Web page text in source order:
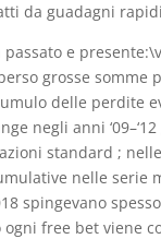
da guadagni
e
grosse somme
delle perdite
negli anni
standard ;
nelle serie
spingevano
free bet viene